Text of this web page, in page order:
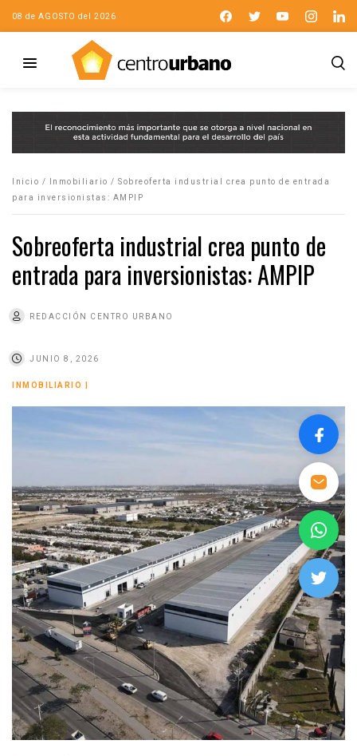
08 de AGOSTO del 2026
Inicio / Inmobiliario / Sobreoferta industrial crea punto de entrada
para inversionistas: AMPIP
Sobreoferta industrial crea punto de
entrada para inversionistas: AMPIP
REDACCIÓN CENTRO URBANO
JUNIO 8, 2026
INMOBILIARIO